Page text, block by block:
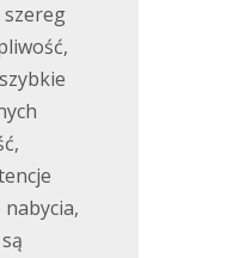
szereg